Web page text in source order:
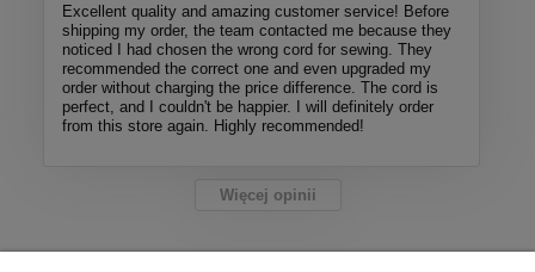
Excellent quality and amazing customer service! Before
shipping my order, the team contacted me because they
noticed I had chosen the wrong cord for sewing. They
recommended the correct one and even upgraded my
order without charging the price difference. The cord is
perfect, and I couldn't be happier. I will definitely order
from this store again. Highly recommended!
Więcej opinii